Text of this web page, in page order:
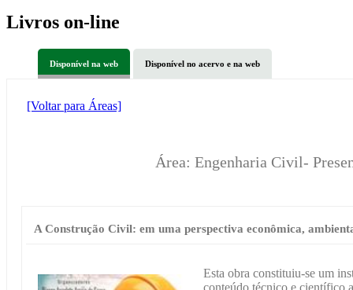
Livros on-line
Disponível na web Disponível no acervo e na web
[Voltar para Áreas]
Área: Engenharia Civil-
A Construção Civil: em uma perspectiva econômica,
Esta obra constituiu-se um
conteúdo técnico e científico